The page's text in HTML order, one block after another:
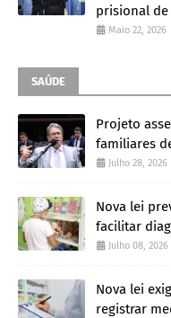
prisional
Maio 22, 2026
SAÚDE
Projeto
familiares
Julho 28, 2026
Nova lei
facilitar
Julho 08, 2026
Nova lei
registrar